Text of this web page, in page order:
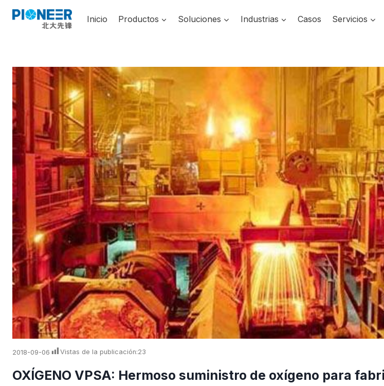
Inicio Productos Soluciones Industrias Casos Servicios
2018-09-06 Vistas de la publicación:23
OXÍGENO VPSA: Hermoso suministro de oxígeno para